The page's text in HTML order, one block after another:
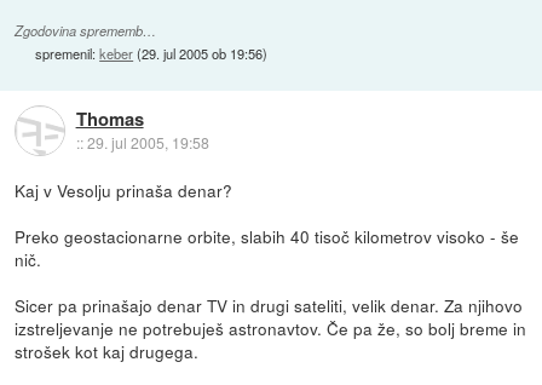
Zgodovina sprememb…
spremenil:keber(29. jul 2005 ob 19:56)
Thomas
::29. jul 2005, 19:58
Kaj v Vesolju prinaša denar?
Preko geostacionarne orbite, slabih 40 tisoč kilometrov visoko - še
nič.
Sicer pa prinašajo denar TV in drugi sateliti, velik denar. Za njihovo
izstreljevanje ne potrebuješ astronavtov. Če pa že, so bolj breme in
strošek kot kaj drugega.